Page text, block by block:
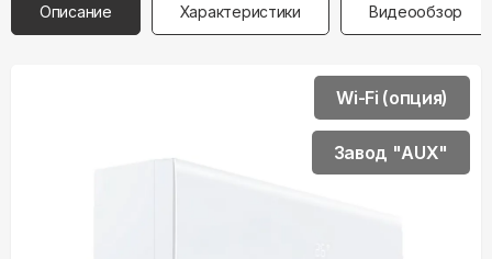
Описание Характеристики Видеообзор
Wi-Fi (опция)
Завод "AUX"